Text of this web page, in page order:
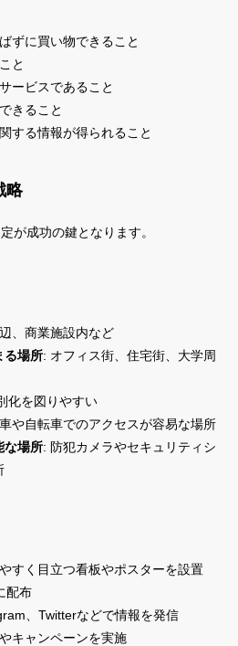
ずに買い物できること
と
ービスであること
きること
する情報が得られること
略
が成功の鍵となります。
、商業施設内など
る場所: オフィス街、住宅街、大学周
化を図りやすい
や自転車でのアクセスが容易な場所
な場所: 防犯カメラやセキュリティシ
すく目立つ看板やポスターを設置
配布
、Twitterなどで情報を発信
キャンペーンを実施